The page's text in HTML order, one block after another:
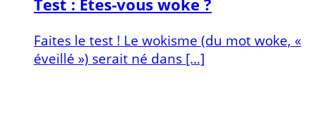
Test : Êtes-vous woke ?
Faites le test ! Le wokisme (du mot woke, «
éveillé ») serait né dans […]